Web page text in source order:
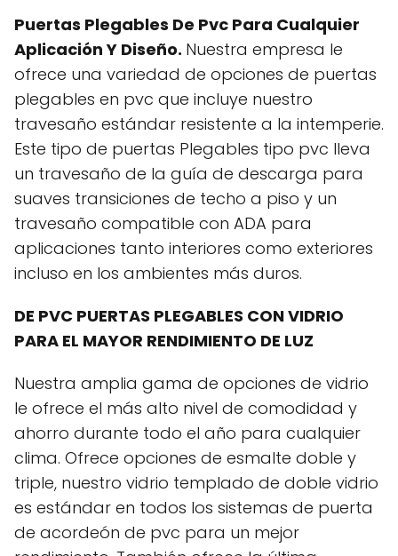
Puertas Plegables De Pvc Para Cualquier
Aplicación Y Diseño. Nuestra empresa le
ofrece una variedad de opciones de puertas
plegables en pvc que incluye nuestro
travesaño estándar resistente a la intemperie.
Este tipo de puertas Plegables tipo pvc lleva
un travesaño de la guía de descarga para
suaves transiciones de techo a piso y un
travesaño compatible con ADA para
aplicaciones tanto interiores como exteriores
incluso en los ambientes más duros.
DE PVC PUERTAS PLEGABLES CON VIDRIO
PARA EL MAYOR RENDIMIENTO DE LUZ
Nuestra amplia gama de opciones de vidrio
le ofrece el más alto nivel de comodidad y
ahorro durante todo el año para cualquier
clima. Ofrece opciones de esmalte doble y
triple, nuestro vidrio templado de doble vidrio
es estándar en todos los sistemas de puerta
de acordeón de pvc para un mejor